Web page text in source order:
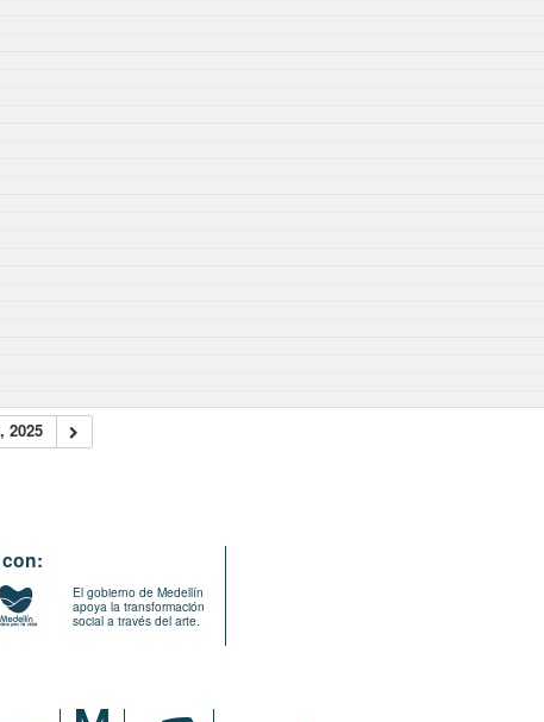
2025
El gobierno de Medellín
apoya la transformación
social a través del arte.